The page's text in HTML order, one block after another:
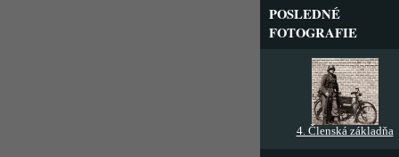
POSLEDNÉ
FOTOGRAFIE
4. Členská základňa